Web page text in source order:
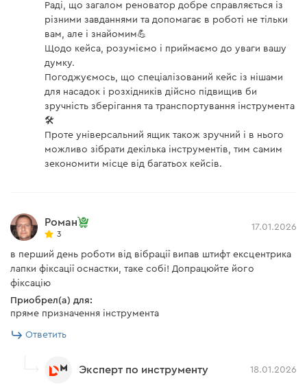
Раді, що загалом реноватор добре справляється із
різними завданнями та допомагає в роботі не тільки
вам, але і знайомим💪
Щодо кейса, розуміємо і приймаємо до уваги вашу
думку.
Погоджуємось, що спеціалізований кейс із нішами
для насадок і розхідників дійсно підвищив би
зручність зберігання та транспортування інструмента
🛠️
Проте універсальний ящик також зручний і в нього
можливо зібрати декілька інструментів, тим самим
зекономити місце від багатьох кейсів.
Роман
3
17.01.2026
в перший день роботи від вібрації випав штифт ексцентрика
лапки фіксації оснастки, таке собі! Допрацюйте його
фіксацію
Приобрел(а) для:
пряме призначення інструмента
Ответить
Эксперт по инструменту 18.01.2026